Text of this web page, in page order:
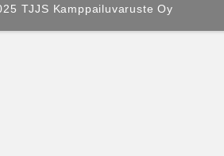
TJJS Kamppailuvaruste Oy